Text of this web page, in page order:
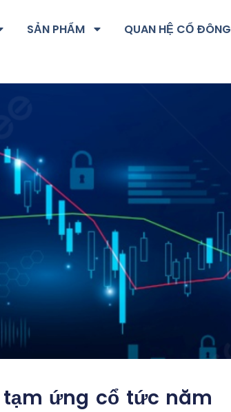
SẢN PHẨM QUAN HỆ CỔ ĐÔNG
ứng cổ tức năm